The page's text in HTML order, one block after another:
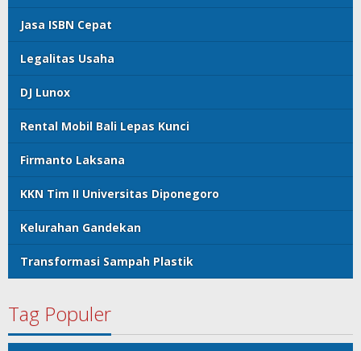
Jasa ISBN Cepat
Legalitas Usaha
DJ Lunox
Rental Mobil Bali Lepas Kunci
Firmanto Laksana
KKN Tim II Universitas Diponegoro
Kelurahan Gandekan
Transformasi Sampah Plastik
Tag Populer